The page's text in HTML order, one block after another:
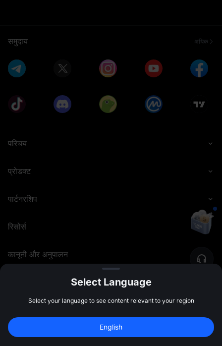
समुदाय अधिक
परिचय
प्रोडक्ट
पार्टनरशिप
रिसोर्स
कानूनी और अनुपालन
©2026 MEXC.COM
10,000 USDT
Sign Up
Select Language
Select your language to see content relevant to your region
English